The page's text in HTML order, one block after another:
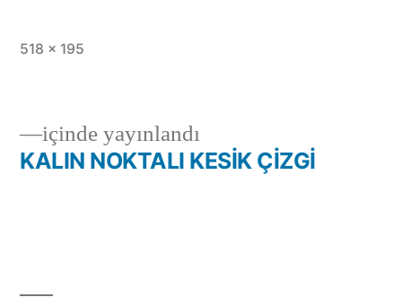
Tam
518 × 195
Yazı
içinde yayınlandı
KALIN NOKTALI KESİK ÇİZGİ